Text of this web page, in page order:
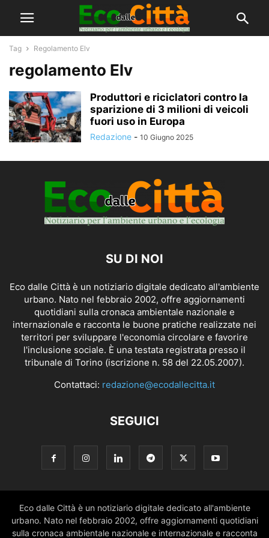
Tag Regolamento Elv
regolamento Elv
Produttori e riciclatori contro la
sparizione di 3 milioni di veicoli
fuori uso in Europa
Redazione - 10 Giugno 2025
SU DI NOI
Eco dalle Città è un notiziario digitale dedicato all'ambiente
urbano. Nato nel febbraio 2002, offre aggiornamenti
quotidiani sulla cronaca ambientale nazionale e
internazionale e racconta le buone pratiche realizzate nei
territori per sviluppare l'economia circolare e favorire
l'inclusione sociale. È una testata registrata presso il
tribunale di Torino (iscrizione n. 58 del 22.05.2007).
Contattaci: redazione@ecodallecitta.it
SEGUICI
Eco dalle Città è un notiziario digitale dedicato all'ambiente
urbano. Nato nel febbraio 2002, offre aggiornamenti quotidiani
sulla cronaca ambientale nazionale e internazionale e racconta